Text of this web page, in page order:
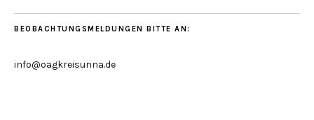
BEOBACHTUNGSMELDUNGEN BITTE AN:
info@oagkreisunna.de